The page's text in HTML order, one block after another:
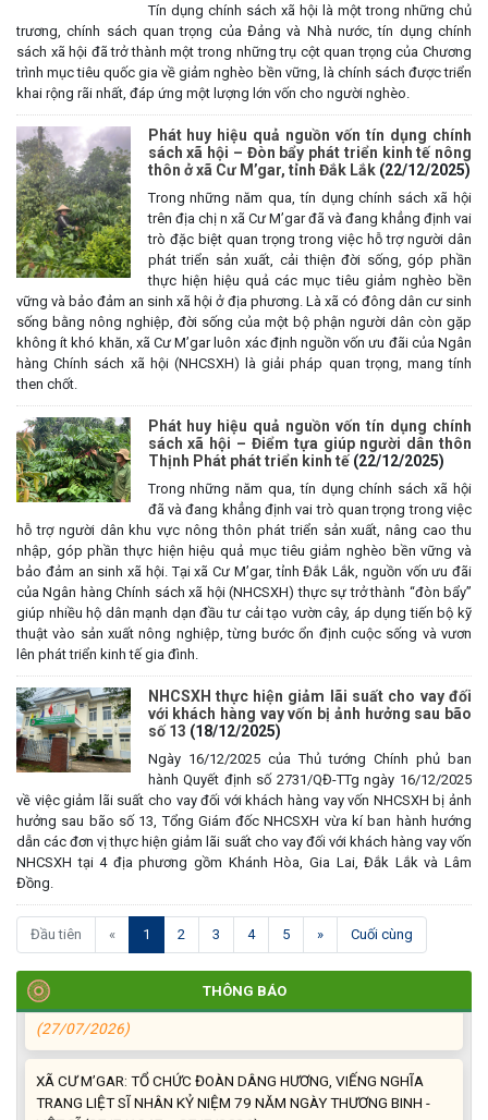
Tín dụng chính sách xã hội là một trong những chủ
trương, chính sách quan trọng của Đảng và Nhà nước, tín dụng chính
sách xã hội đã trở thành một trong những trụ cột quan trọng của Chương
trình mục tiêu quốc gia về giảm nghèo bền vững, là chính sách được triển
khai rộng rãi nhất, đáp ứng một lượng lớn vốn cho người nghèo.
Phát huy hiệu quả nguồn vốn tín dụng chính
sách xã hội – Đòn bẩy phát triển kinh tế nông
thôn ở xã Cư M’gar, tỉnh Đắk Lắk (22/12/2025)
Trong những năm qua, tín dụng chính sách xã hội
trên địa chị n xã Cư M’gar đã và đang khẳng định vai
trò đặc biệt quan trọng trong việc hỗ trợ người dân
phát triển sản xuất, cải thiện đời sống, góp phần
thực hiện hiệu quả các mục tiêu giảm nghèo bền
vững và bảo đảm an sinh xã hội ở địa phương. Là xã có đông dân cư sinh
sống bằng nông nghiệp, đời sống của một bộ phận người dân còn gặp
không ít khó khăn, xã Cư M’gar luôn xác định nguồn vốn ưu đãi của Ngân
hàng Chính sách xã hội (NHCSXH) là giải pháp quan trọng, mang tính
then chốt.
Phát huy hiệu quả nguồn vốn tín dụng chính
sách xã hội – Điểm tựa giúp người dân thôn
Thịnh Phát phát triển kinh tế (22/12/2025)
Trong những năm qua, tín dụng chính sách xã hội
đã và đang khẳng định vai trò quan trọng trong việc
hỗ trợ người dân khu vực nông thôn phát triển sản xuất, nâng cao thu
nhập, góp phần thực hiện hiệu quả mục tiêu giảm nghèo bền vững và
bảo đảm an sinh xã hội. Tại xã Cư M’gar, tỉnh Đắk Lắk, nguồn vốn ưu đãi
của Ngân hàng Chính sách xã hội (NHCSXH) thực sự trở thành “đòn bẩy”
giúp nhiều hộ dân mạnh dạn đầu tư cải tạo vườn cây, áp dụng tiến bộ kỹ
thuật vào sản xuất nông nghiệp, từng bước ổn định cuộc sống và vươn
lên phát triển kinh tế gia đình.
NHCSXH thực hiện giảm lãi suất cho vay đối
với khách hàng vay vốn bị ảnh hưởng sau bão
số 13 (18/12/2025)
Ngày 16/12/2025 của Thủ tướng Chính phủ ban
hành Quyết định số 2731/QĐ-TTg ngày 16/12/2025
về việc giảm lãi suất cho vay đối với khách hàng vay vốn NHCSXH bị ảnh
hưởng sau bão số 13, Tổng Giám đốc NHCSXH vừa kí ban hành hướng
dẫn các đơn vị thực hiện giảm lãi suất cho vay đối với khách hàng vay vốn
NHCSXH tại 4 địa phương gồm Khánh Hòa, Gia Lai, Đắk Lắk và Lâm
Đồng.
Đầu tiên « 1 (current)
2 3 4 5 » Cuối cùng
THÔNG BÁO
TRIỂN KHAI, GIAO NHIỆM VỤ TÌM KIẾM, QUY TẬP VÀ XÁC ĐỊNH
DANH TÍNH HÀI CỐT LIỆT SĨ
(27/07/2026)
HỘI LIÊN HIỆP PHỤ NỮ XÃ THĂM, TẶNG QUÀ CÁC GIA ĐÌNH
CHÍNH SÁCH NHÂN NGÀY THƯƠNG BINH - LIỆT SĨ 27/7
(27/07/2026)
HỘI NGƯỜI CAO TUỔI XÃ CƯ M’GAR: SƠ KẾT CÔNG TÁC HỘI 6
NHẬP
(27/07/2026)
XÃ CƯ M’GAR: TỔ CHỨC ĐOÀN DÂNG HƯƠNG, VIẾNG NGHĨA
TRANG LIỆT SĨ NHÂN KỶ NIỆM 79 NĂM NGÀY THƯƠNG BINH -
LIỆT SĨ (27/7/1947 – 27/7/2026)